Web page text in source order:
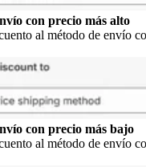
con precio más alto
al método de envío
con precio más bajo
al método de envío